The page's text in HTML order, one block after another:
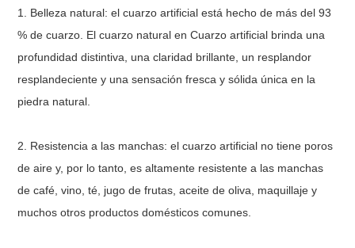
1. Belleza natural: el cuarzo artificial está hecho de más del 93
% de cuarzo. El cuarzo natural en Cuarzo artificial brinda una
profundidad distintiva, una claridad brillante, un resplandor
resplandeciente y una sensación fresca y sólida única en la
piedra natural.
2. Resistencia a las manchas: el cuarzo artificial no tiene poros
de aire y, por lo tanto, es altamente resistente a las manchas
de café, vino, té, jugo de frutas, aceite de oliva, maquillaje y
muchos otros productos domésticos comunes.